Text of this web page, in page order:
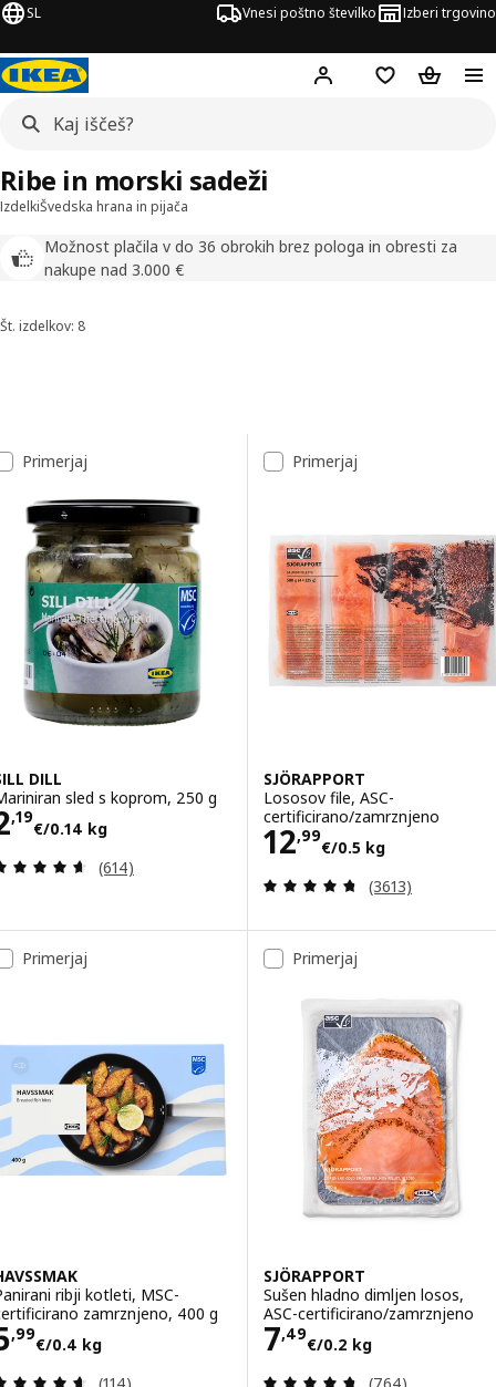
SL Vnesi poštno številko Izberi trgovino
Hej! Prijava ali
Seznam želja
IzdelkiŠvedska hrana in pijača
Možnost plačila v do 36 obrokih brez pologa in obresti za
nakupe nad 3.000 €
Ribe in morski sadeži
Razvrsti in filtriraj
Št. izdelkov: 8
Seznam rezultatov
Primerjaj
DILL
sled s koprom, 250 g
,19
€/0.14 kg2,19€/0.14 kg
Pregled: 4.6 iz 5 zvezde. Skupno število
(614)
Primerjaj
SJÖRAPPORT
Lososov file, ASC-
certificirano/zamrznjeno
12,99
€/0.5 kg
Cena 12,99€/
Pregled: 4.7 iz
(3613)
Primerjaj
ribji kotleti, MSC-
zamrznjeno, 400 g
,99
€/0.4 kg5,99€/0.4 kg
Pregled: 4.6 iz 5 zvezde. Skupno število
Primerjaj
SJÖRAPPORT
Sušen hladno dimljen losos,
ASC-certificirano/zamrznjeno
7,49
€/0.2 kg
Cena 7,49€/0.2
Pregled: 4.7 iz